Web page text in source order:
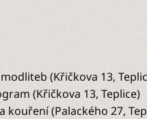
(Křičkova 13,
(Křičkova 13, Teplice)
kouření (Palackého 27,